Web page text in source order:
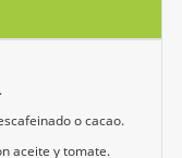
.
o cacao.
aceite y tomate.